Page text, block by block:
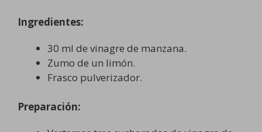
Ingredientes:
30 ml de vinagre de manzana.
Zumo de un limón.
Frasco pulverizador.
Preparación: